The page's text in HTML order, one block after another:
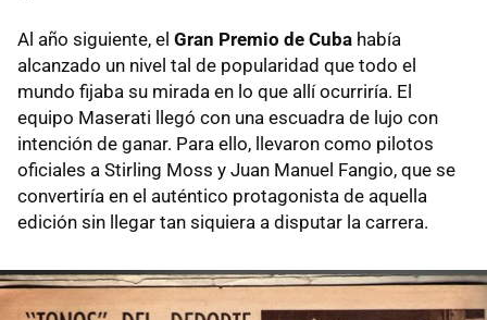
Al año siguiente, el Gran Premio de Cuba había
alcanzado un nivel tal de popularidad que todo el
mundo fijaba su mirada en lo que allí ocurriría. El
equipo Maserati llegó con una escuadra de lujo con
intención de ganar. Para ello, llevaron como pilotos
oficiales a Stirling Moss y Juan Manuel Fangio, que se
convertiría en el auténtico protagonista de aquella
edición sin llegar tan siquiera a disputar la carrera.